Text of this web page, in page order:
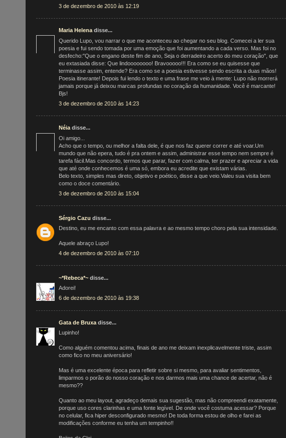
3 de dezembro de 2010 às 12:19
Maria Helena disse...
Querido Lupo, vou narrar o que me aconteceu ao chegar no seu blog. Comecei a ler sua
poesia e fui sendo tomada por uma emoção que foi aumentando a cada verso. Mas foi no
desfecho:"Que o engano deste fim de ano, Seja o derradeiro acerto do meu coração", que
eu extasiada disse: Que lindoooooooo! Bravooooo!!! Era como se eu quisesse que
terminasse assim, entende? Era como se a poesia estivesse sendo escrita a duas mãos!
Poesia itinerante! Depois fui lendo o texto e uma frase me veio à mente: Lupo não morrerá
jamais porque já deixou marcas profundas no coração da humanidade. Você é marcante!
Bjs!
3 de dezembro de 2010 às 14:23
Néia disse...
Oi amigo...
Acho que o tempo, ou melhor a falta dele, é que nos faz querer correr e até voar.Um
mundo que não epera, tudo é pra ontem e assim, administrar esse tempo nem sempre é
tarefa fácil.Mas concordo, termos que parar, fazer com calma, ter prazer e apreciar a vida
que até onde conhecemos é uma só, embora eu acredite que existam várias.
Belo texto, simples mas direto, objetivo e poético, disse a que veio.Valeu sua visita bem
como o doce comentário.
3 de dezembro de 2010 às 15:04
Sérgio Cazu disse...
Destino, eu me encanto com essa palavra e ao mesmo tempo choro pela sua intensidade.
Aquele abraço Lupo!
4 de dezembro de 2010 às 07:10
~*Rebeca*~ disse...
Adorei!
6 de dezembro de 2010 às 19:38
Gata de Bruxa disse...
Lupinho!
Como alguém comentou acima, finais de ano me deixam inexplicavelmente triste, assim
como fico no meu aniversário!
Mas é uma excelente época para refletir sobre si mesmo, para avaliar sentimentos,
limparmos o porão do nosso coração e nos darmos mais uma chance de acertar, não é
mesmo??
Quanto ao meu layout, agradeço demais sua sugestão, mas não compreendi exatamente,
porque uso cores clarinhas e uma fonte legível. De onde você costuma acessar? Porque
no celular, fica hiper desconfigurado mesmo! De toda forma estou de olho e farei as
modificações conforme eu tenha um tempinho!!